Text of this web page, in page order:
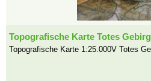
Topografische Karte Totes
Topografische Karte 1:25.000V Totes